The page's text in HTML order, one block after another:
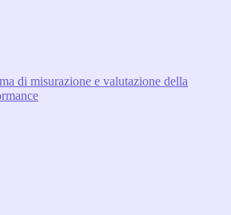
di misurazione e valutazione della